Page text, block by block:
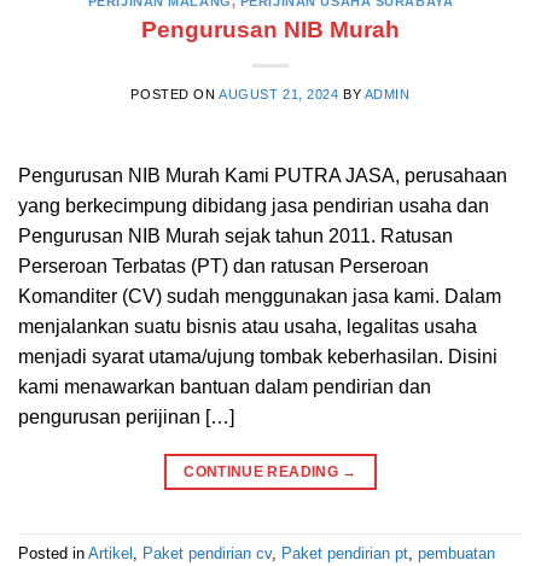
Pengurusan NIB Murah
POSTED ONAUGUST 21, 2024 BY ADMIN
Pengurusan NIB Murah Kami PUTRA JASA, perusahaan
yang berkecimpung dibidang jasa pendirian usaha dan
Pengurusan NIB Murah sejak tahun 2011. Ratusan
Perseroan Terbatas (PT) dan ratusan Perseroan
Komanditer (CV) sudah menggunakan jasa kami. Dalam
menjalankan suatu bisnis atau usaha, legalitas usaha
menjadi syarat utama/ujung tombak keberhasilan. Disini
kami menawarkan bantuan dalam pendirian dan
pengurusan perijinan […]
CONTINUE READING →
Posted in Artikel , Paket pendirian cv, Paket pendirian pt, pembuatan